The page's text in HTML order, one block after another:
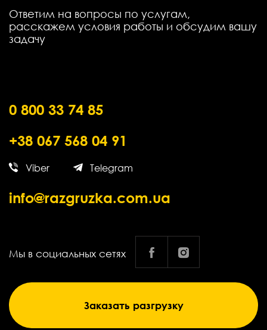
Ответим на вопросы по услугам,
расскажем условия работы и обсудим вашу
задачу
0 800 33 74 85
+38 067 568 04 91
Viber Telegram
info@razgruzka.com.ua
Мы в социальных сетях
Заказать разгрузку